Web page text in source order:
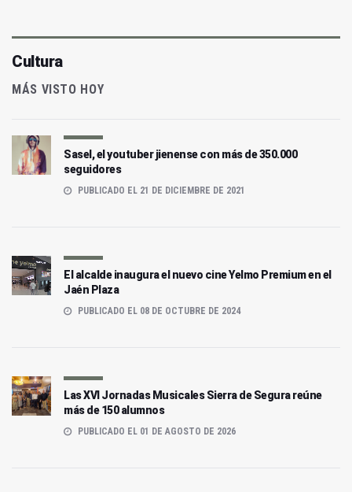
Cultura
MÁS VISTO HOY
Sasel, el youtuber jienense con más de 350.000
seguidores
PUBLICADO EL 21 DE DICIEMBRE DE 2021
El alcalde inaugura el nuevo cine Yelmo Premium en el
Jaén Plaza
PUBLICADO EL 08 DE OCTUBRE DE 2024
Las XVI Jornadas Musicales Sierra de Segura reúne
más de 150 alumnos
PUBLICADO EL 01 DE AGOSTO DE 2026